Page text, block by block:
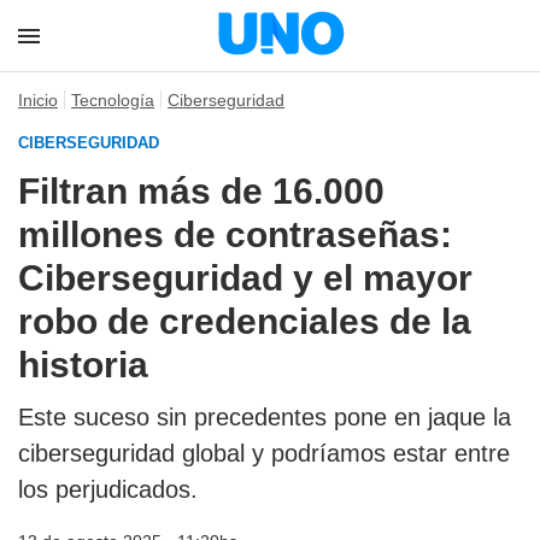
Inicio Tecnología Ciberseguridad
CIBERSEGURIDAD
Filtran más de 16.000
millones de contraseñas:
Ciberseguridad y el mayor
robo de credenciales de la
historia
Este suceso sin precedentes pone en jaque la
ciberseguridad global y podríamos estar entre
los perjudicados.